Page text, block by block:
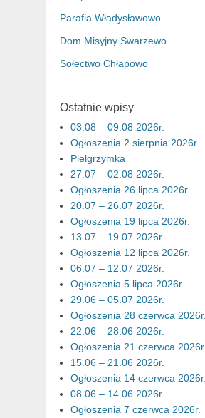
Parafia Władysławowo
Dom Misyjny Swarzewo
Sołectwo Chłapowo
Ostatnie wpisy
03.08 – 09.08 2026r.
Ogłoszenia 2 sierpnia 2026r.
Pielgrzymka
27.07 – 02.08 2026r.
Ogłoszenia 26 lipca 2026r.
20.07 – 26.07 2026r.
Ogłoszenia 19 lipca 2026r.
13.07 – 19.07 2026r.
Ogłoszenia 12 lipca 2026r.
06.07 – 12.07 2026r.
Ogłoszenia 5 lipca 2026r.
29.06 – 05.07 2026r.
Ogłoszenia 28 czerwca 2026r.
22.06 – 28.06 2026r.
Ogłoszenia 21 czerwca 2026r.
15.06 – 21.06 2026r.
Ogłoszenia 14 czerwca 2026r.
08.06 – 14.06 2026r.
Ogłoszenia 7 czerwca 2026r.